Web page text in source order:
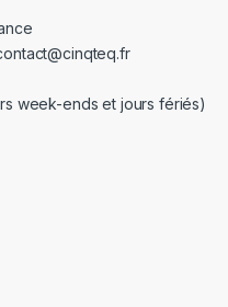
week-ends et jours fériés)